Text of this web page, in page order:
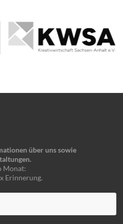
über uns sowie
Monat:
Erinnerung.